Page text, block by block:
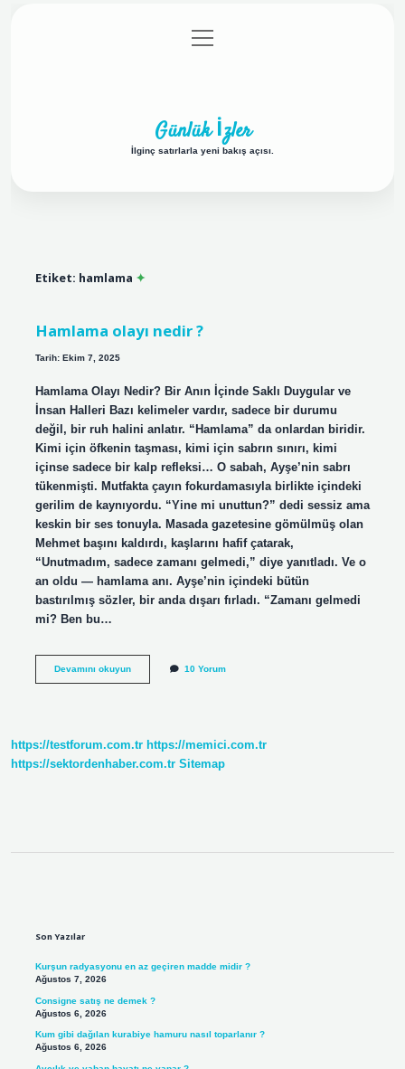
Gizlilik Politikası
menüyü
aç
Günlük İzler
İlginç satırlarla yeni bakış açısı.
Etiket: hamlama
Hamlama olayı nedir ?
Tarih: Ekim 7, 2025
Hamlama Olayı Nedir? Bir Anın İçinde Saklı Duygular ve
İnsan Halleri Bazı kelimeler vardır, sadece bir durumu
değil, bir ruh halini anlatır. “Hamlama” da onlardan biridir.
Kimi için öfkenin taşması, kimi için sabrın sınırı, kimi
içinse sadece bir kalp refleksi… O sabah, Ayşe’nin sabrı
tükenmişti. Mutfakta çayın fokurdamasıyla birlikte içindeki
gerilim de kaynıyordu. “Yine mi unuttun?” dedi sessiz ama
keskin bir ses tonuyla. Masada gazetesine gömülmüş olan
Mehmet başını kaldırdı, kaşlarını hafif çatarak,
“Unutmadım, sadece zamanı gelmedi,” diye yanıtladı. Ve o
an oldu — hamlama anı. Ayşe’nin içindeki bütün
bastırılmış sözler, bir anda dışarı fırladı. “Zamanı gelmedi
mi? Ben bu…
Devamını okuyunHamlama
10 Yorum
https://testforum.com.tr https://memici.com.tr
https://sektordenhaber.com.tr Sitemap
Son Yazılar
Kurşun radyasyonu en az geçiren madde midir ?
Ağustos 7, 2026
Consigne satış ne demek ?
Ağustos 6, 2026
Kum gibi dağılan kurabiye hamuru nasıl toparlanır ?
Ağustos 6, 2026